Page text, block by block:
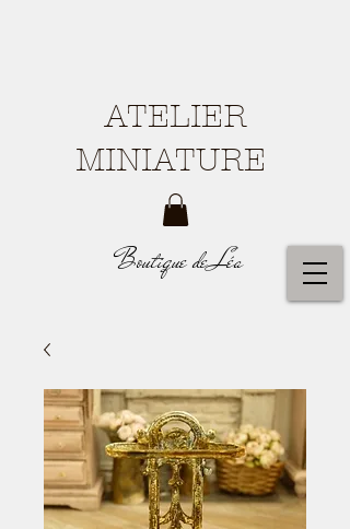
Boutique de Léa
ATELIER
MINIATURE